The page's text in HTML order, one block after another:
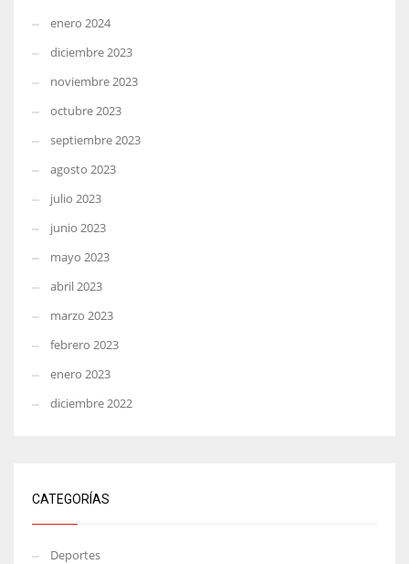
enero 2024
diciembre 2023
noviembre 2023
octubre 2023
septiembre 2023
agosto 2023
julio 2023
junio 2023
mayo 2023
abril 2023
marzo 2023
febrero 2023
enero 2023
diciembre 2022
CATEGORÍAS
Deportes